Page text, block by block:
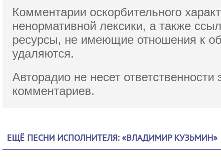
Комментарии оскорбительного
ненормативной лексики, а также
ресурсы, не имеющие отношения к
удаляются.
Авторадио не несет ответственности
комментариев.
ЕЩЁ ПЕСНИ ИСПОЛНИТЕЛЯ: «ВЛАДИМИР КУЗЬМИН»